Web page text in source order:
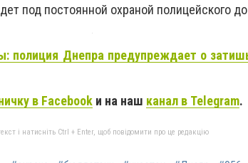
под постоянной охраной полицейского
полиция Днепра предупреждает о
в Facebook и на наш канал в Telegram.
і натисніть Ctrl + Enter, щоб повідомити про це редакцію